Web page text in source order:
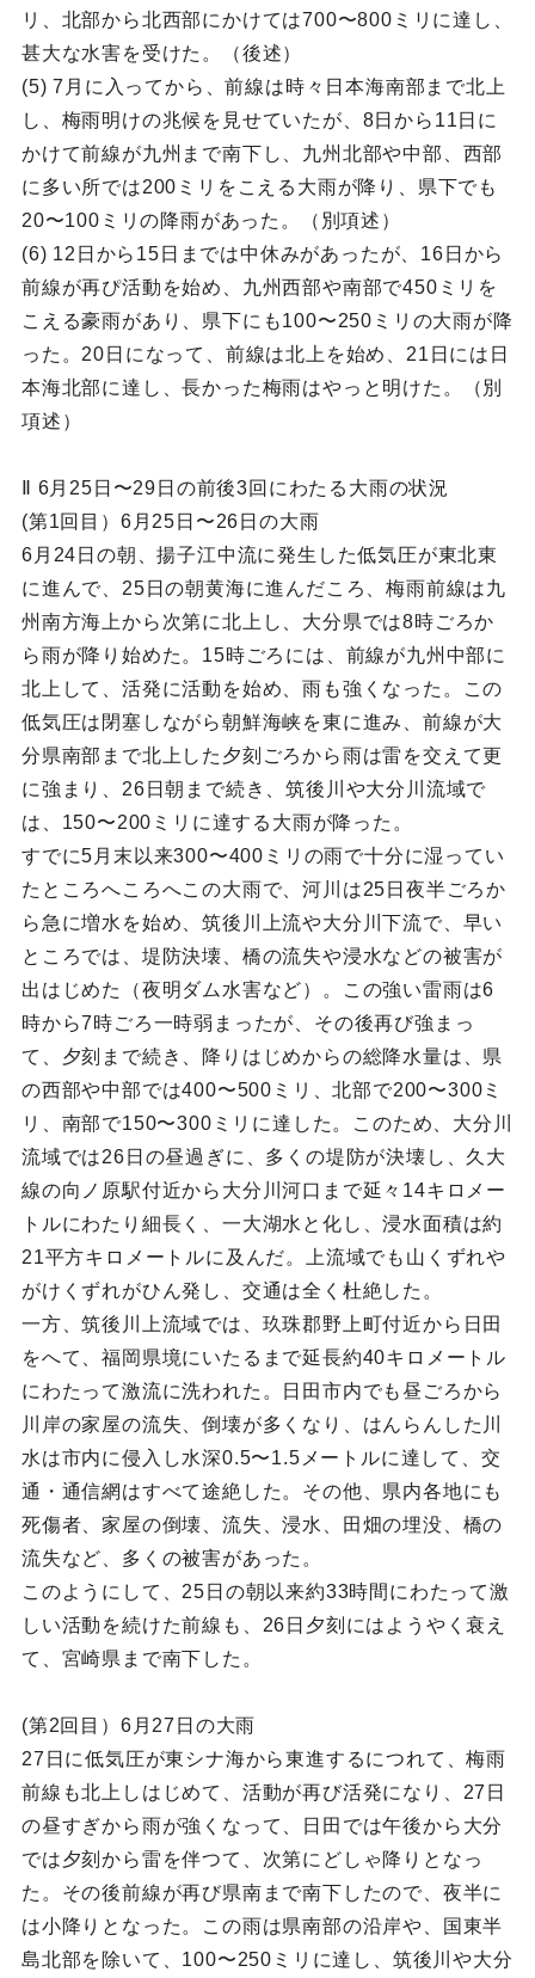
リ、北部から北西部にかけては700〜800ミリに達し、
甚大な水害を受けた。（後述）
(5) 7月に入ってから、前線は時々日本海南部まで北上
し、梅雨明けの兆候を見せていたが、8日から11日に
かけて前線が九州まで南下し、九州北部や中部、西部
に多い所では200ミリをこえる大雨が降り、県下でも
20〜100ミリの降雨があった。（別項述）
(6) 12日から15日までは中休みがあったが、16日から
前線が再ぴ活動を始め、九州西部や南部で450ミリを
こえる豪雨があり、県下にも100〜250ミリの大雨が降
った。20日になって、前線は北上を始め、21日には日
本海北部に達し、長かった梅雨はやっと明けた。（別
項述）
Ⅱ 6月25日〜29日の前後3回にわたる大雨の状況
(第1回目）6月25日〜26日の大雨
6月24日の朝、揚子江中流に発生した低気圧が東北東
に進んで、25日の朝黄海に進んだころ、梅雨前線は九
州南方海上から次第に北上し、大分県では8時ごろか
ら雨が降り始めた。15時ごろには、前線が九州中部に
北上して、活発に活動を始め、雨も強くなった。この
低気圧は閉塞しながら朝鮮海峡を東に進み、前線が大
分県南部まで北上した夕刻ごろから雨は雷を交えて更
に強まり、26日朝まで続き、筑後川や大分川流域で
は、150〜200ミリに達する大雨が降った。
すでに5月末以来300〜400ミリの雨で十分に湿ってい
たところへころへこの大雨で、河川は25日夜半ごろか
ら急に増水を始め、筑後川上流や大分川下流で、早い
ところでは、堤防決壊、橋の流失や浸水などの被害が
出はじめた（夜明ダム水害など）。この強い雷雨は6
時から7時ごろ一時弱まったが、その後再び強まっ
て、夕刻まで続き、降りはじめからの総降水量は、県
の西部や中部では400〜500ミリ、北部で200〜300ミ
リ、南部で150〜300ミリに達した。このため、大分川
流域では26日の昼過ぎに、多くの堤防が決壊し、久大
線の向ノ原駅付近から大分川河口まで延々14キロメー
トルにわたり細長く、一大湖水と化し、浸水面積は約
21平方キロメートルに及んだ。上流域でも山くずれや
がけくずれがひん発し、交通は全く杜絶した。
一方、筑後川上流域では、玖珠郡野上町付近から日田
をへて、福岡県境にいたるまで延長約40キロメートル
にわたって激流に洗われた。日田市内でも昼ごろから
川岸の家屋の流失、倒壊が多くなり、はんらんした川
水は市内に侵入し水深0.5〜1.5メートルに達して、交
通・通信網はすべて途絶した。その他、県内各地にも
死傷者、家屋の倒壊、流失、浸水、田畑の埋没、橋の
流失など、多くの被害があった。
このようにして、25日の朝以来約33時間にわたって激
しい活動を続けた前線も、26日夕刻にはようやく衰え
て、宮崎県まで南下した。
(第2回目）6月27日の大雨
27日に低気圧が東シナ海から東進するにつれて、梅雨
前線も北上しはじめて、活動が再び活発になり、27日
の昼すぎから雨が強くなって、日田では午後から大分
では夕刻から雷を伴つて、次第にどしゃ降りとなっ
た。その後前線が再び県南まで南下したので、夜半に
は小降りとなった。この雨は県南部の沿岸や、国東半
島北部を除いて、100〜250ミリに達し、筑後川や大分